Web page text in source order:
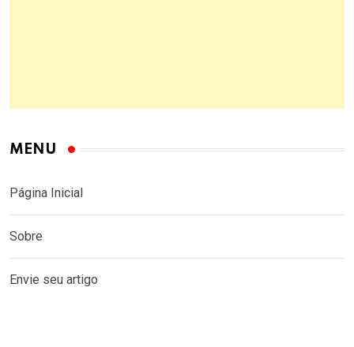
MENU
Página Inicial
Sobre
Envie seu artigo